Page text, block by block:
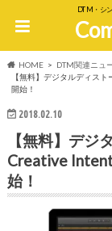
DTM・シ
HOME
DTM関連ニュ
【無料】デジタルディス
開始！
2018.02.10
【無料】デジ
Creative
始！